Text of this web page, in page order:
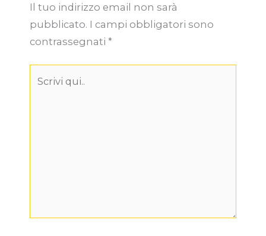
Il tuo indirizzo email non sarà
pubblicato. I campi obbligatori sono
contrassegnati *